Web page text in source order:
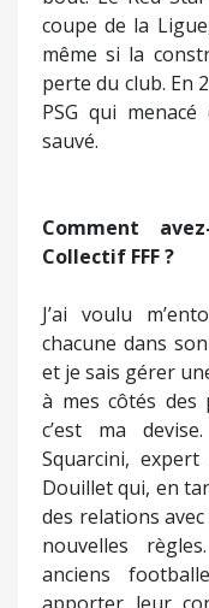
coupe de la
même si la
perte du club. En
PSG qui
sauvé.
Comment
Collectif FFF ?
J’ai voulu
chacune dans
et je sais gérer
à mes côtés des
c’est ma
Squarcini,
Douillet qui, en
des relations
nouvelles
anciens